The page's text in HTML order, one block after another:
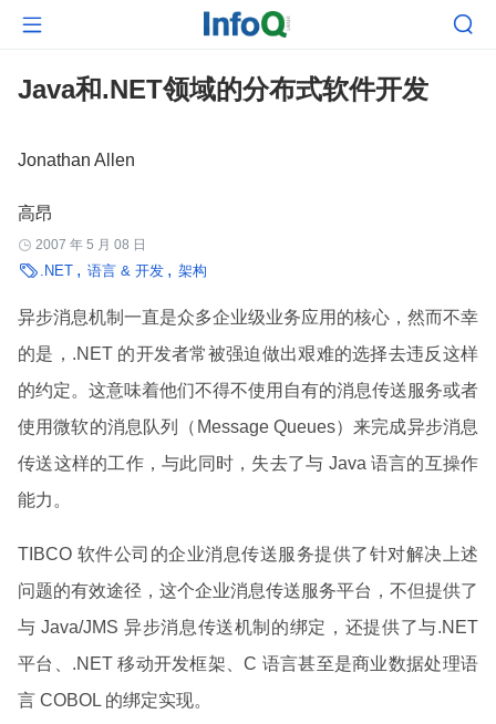
 
Java和.NET领域的分布式软件开发
Jonathan Allen
高昂
 2007 年 5 月 08 日
 .NET 语言 & 开发 架构
异步消息机制一直是众多企业级业务应用的核心，然而不幸
的是，.NET 的开发者常被强迫做出艰难的选择去违反这样
的约定。这意味着他们不得不使用自有的消息传送服务或者
使用微软的消息队列（Message Queues）来完成异步消息
传送这样的工作，与此同时，失去了与 Java 语言的互操作
能力。
TIBCO 软件公司的企业消息传送服务提供了针对解决上述
问题的有效途径，这个企业消息传送服务平台，不但提供了
与 Java/JMS 异步消息传送机制的绑定，还提供了与.NET
平台、.NET 移动开发框架、C 语言甚至是商业数据处理语
言 COBOL 的绑定实现。